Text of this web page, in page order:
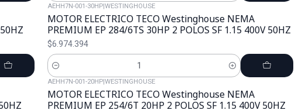
AEHH7N-001-30HP|WESTINGHOUSE
MOTOR ELECTRICO TECO Westinghouse NEMA
PREMIUM EP 284/6TS 30HP 2 POLOS SF 1.15 400V 50HZ
$6.974.394
Cantidad
AEHH7N-001-20HP|WESTINGHOUSE
MOTOR ELECTRICO TECO Westinghouse NEMA
PREMIUM EP 254/6T 20HP 2 POLOS SF 1.15 400V 50HZ